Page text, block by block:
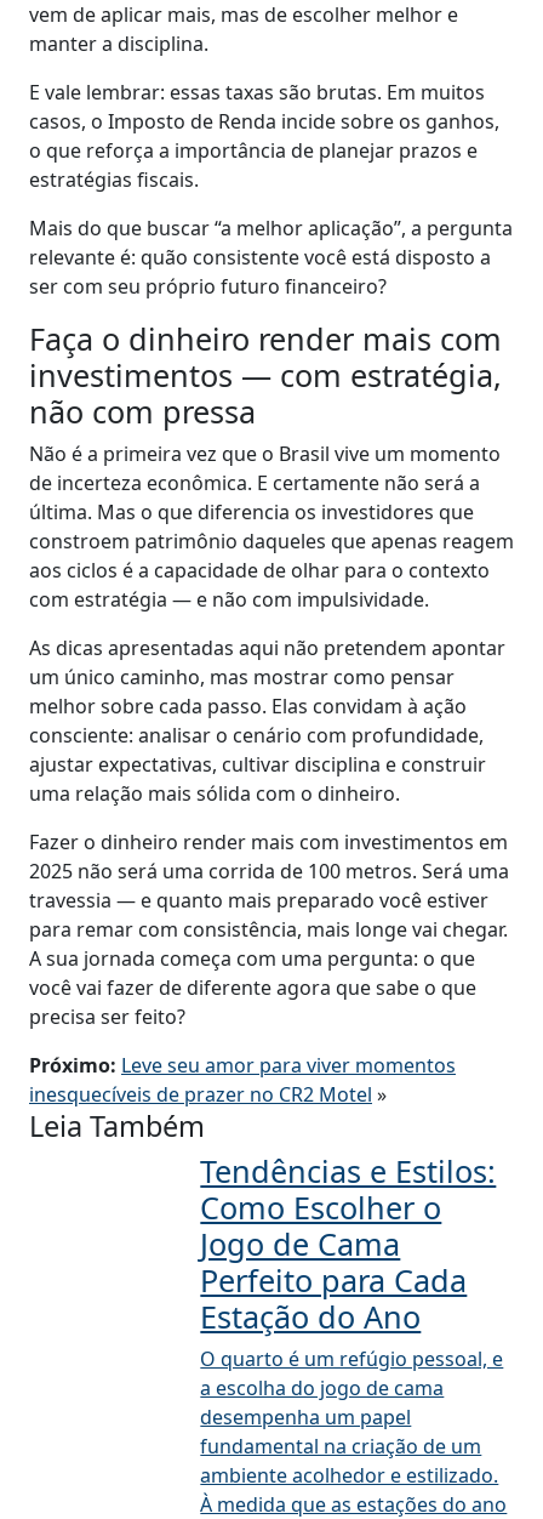
vem de aplicar mais, mas de escolher melhor e
manter a disciplina.
E vale lembrar: essas taxas são brutas. Em muitos
casos, o Imposto de Renda incide sobre os ganhos,
o que reforça a importância de planejar prazos e
estratégias fiscais.
Mais do que buscar “a melhor aplicação”, a pergunta
relevante é: quão consistente você está disposto a
ser com seu próprio futuro financeiro?
Faça o dinheiro render mais com
investimentos — com estratégia,
não com pressa
Não é a primeira vez que o Brasil vive um momento
de incerteza econômica. E certamente não será a
última. Mas o que diferencia os investidores que
constroem patrimônio daqueles que apenas reagem
aos ciclos é a capacidade de olhar para o contexto
com estratégia — e não com impulsividade.
As dicas apresentadas aqui não pretendem apontar
um único caminho, mas mostrar como pensar
melhor sobre cada passo. Elas convidam à ação
consciente: analisar o cenário com profundidade,
ajustar expectativas, cultivar disciplina e construir
uma relação mais sólida com o dinheiro.
Fazer o dinheiro render mais com investimentos em
2025 não será uma corrida de 100 metros. Será uma
travessia — e quanto mais preparado você estiver
para remar com consistência, mais longe vai chegar.
A sua jornada começa com uma pergunta: o que
você vai fazer de diferente agora que sabe o que
precisa ser feito?
Próximo: Leve seu amor para viver momentos
inesquecíveis de prazer no CR2 Motel »
Leia Também
Tendências e Estilos:
Como Escolher o
Jogo de Cama
Perfeito para Cada
Estação do Ano
O quarto é um refúgio pessoal, e
a escolha do jogo de cama
desempenha um papel
fundamental na criação de um
ambiente acolhedor e estilizado.
À medida que as estações do ano